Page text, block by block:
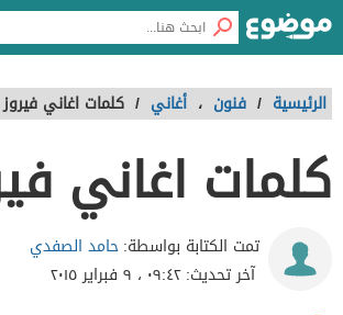
الرئيسية / فنون ، أغاني / كلمات اغاني فيروز
كلمات اغاني
تمت الكتابة بواسطة:حامد الصفدي
آخر تحديث:٠٩:٤٢ ، ٩ فبراير ٢٠١٥